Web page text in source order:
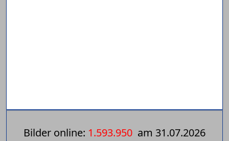
Bilder online: 1.593.950 am 31.07.2026